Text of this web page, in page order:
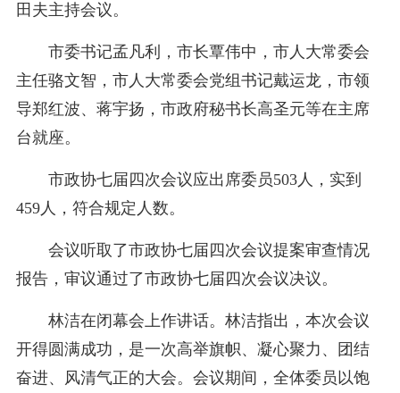
田夫主持会议。
市委书记孟凡利，市长覃伟中，市人大常委会
主任骆文智，市人大常委会党组书记戴运龙，市领
导郑红波、蒋宇扬，市政府秘书长高圣元等在主席
台就座。
市政协七届四次会议应出席委员503人，实到
459人，符合规定人数。
会议听取了市政协七届四次会议提案审查情况
报告，审议通过了市政协七届四次会议决议。
林洁在闭幕会上作讲话。林洁指出，本次会议
开得圆满成功，是一次高举旗帜、凝心聚力、团结
奋进、风清气正的大会。会议期间，全体委员以饱